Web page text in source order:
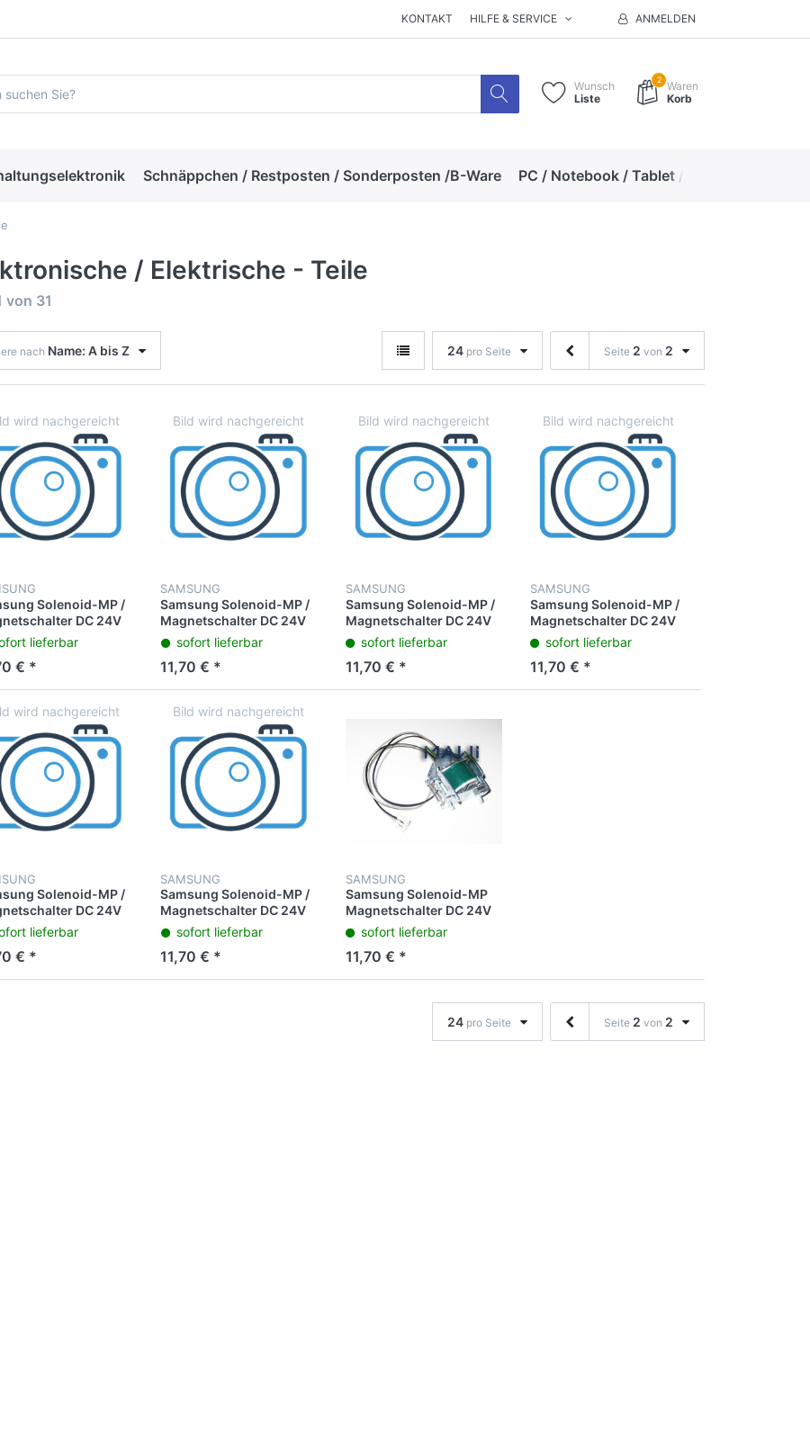
KONTAKT HILFE & SERVICE ANMELDEN
Wunsch
Liste
2 Waren
Korb
Schnäppchen / Restposten / Sonderposten /B-Ware PC / Notebook / Tablet / Zubehör
/ Elektrische - Teile
von 31
nach Name: A bis Z 24 pro Seite Seite 2 von 2
Solenoid-MP /
DC 24V
4195N CLX-
CLX-4195FN
lieferbar
€ *
SAMSUNG
Samsung Solenoid-MP /
Magnetschalter DC 24V
70 CLX-6260FD CLX-
6260FR CLX-4195FW
sofort lieferbar
11,70 € *
SAMSUNG
Samsung Solenoid-MP /
Magnetschalter DC 24V
70 CLX-6260FD CLX-
6260FR CLX-6260FW
sofort lieferbar
11,70 € *
SAMSUNG
Samsung Solenoid-MP /
Magnetschalter DC 24V
70 CLX-6260ND CLP-
415NW CLP-680DW
sofort lieferbar
11,70 € *
Solenoid-MP /
DC 24V
C4060FX/SEE SL-
lieferbar
€ *
SAMSUNG
Samsung Solenoid-MP /
Magnetschalter DC 24V
JC33-00028D
sofort lieferbar
11,70 € *
SAMSUNG
Samsung Solenoid-MP
Magnetschalter DC 24V
70 CLX-4195N CLX-
sofort lieferbar
11,70 € *
24 pro Seite Seite 2 von 2